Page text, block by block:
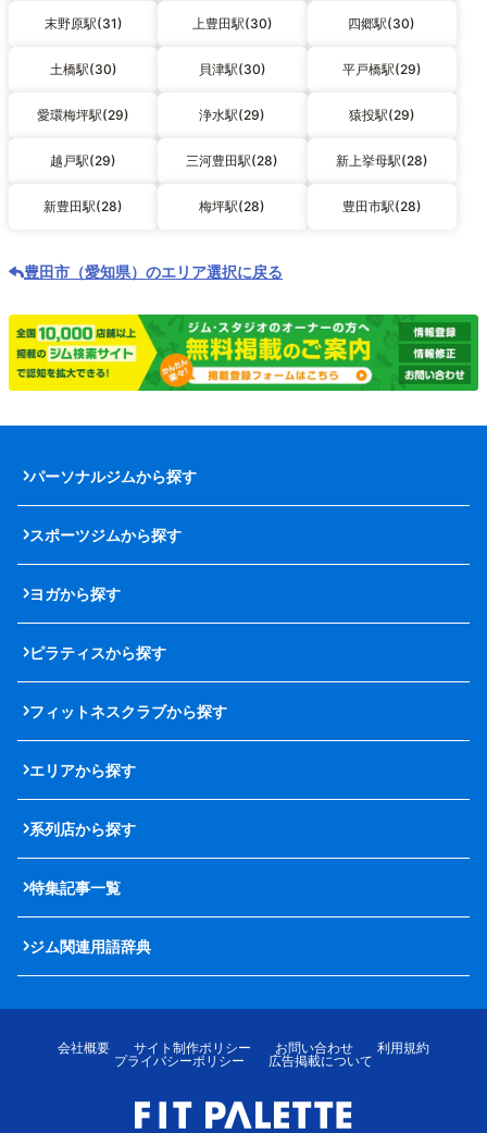
末野原駅(31) 上豊田駅(30) 四郷駅(30)
土橋駅(30) 貝津駅(30) 平戸橋駅(29)
愛環梅坪駅(29) 浄水駅(29) 猿投駅(29)
越戸駅(29) 三河豊田駅(28) 新上挙母駅(28)
新豊田駅(28) 梅坪駅(28) 豊田市駅(28)
豊田市（愛知県）のエリア選択に戻る
パーソナルジムから探す
スポーツジムから探す
ヨガから探す
ピラティスから探す
フィットネスクラブから探す
エリアから探す
系列店から探す
特集記事一覧
ジム関連用語辞典
会社概要 サイト制作ポリシー お問い合わせ
利用規約
プライバシーポリシー
広告掲載について